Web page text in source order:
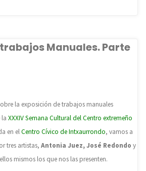
Manuales. Parte
la exposición de trabajos manuales
laXXXIV Semana Cultural del Centro extremeño
en elCentro Cívico de Intxaurrondo, vamos a
tres artistas,Antonia Juez, José Redondoy
mismos los que nos las presenten.